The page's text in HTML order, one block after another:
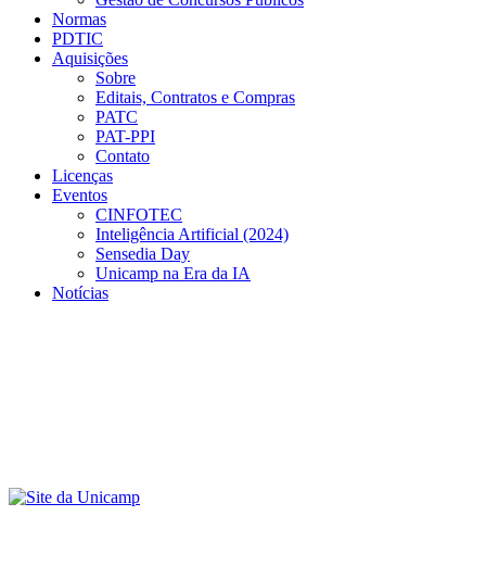
Normas
PDTIC
Aquisições
Sobre
Editais, Contratos e Compras
PATC
PAT-PPI
Contato
Licenças
Eventos
CINFOTEC
Inteligência Artificial (2024)
Sensedia Day
Unicamp na Era da IA
Notícias